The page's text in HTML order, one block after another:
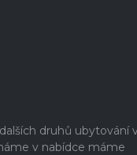
druhů ubytování
v nabídce máme